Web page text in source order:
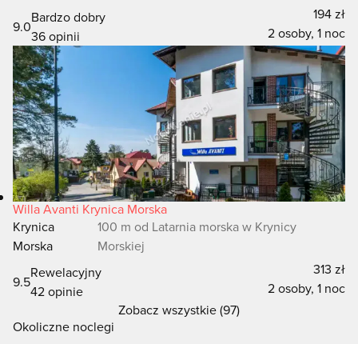
9.0
Bardzo dobry
36 opinii
194 zł
2 osoby, 1 noc
Willa Avanti Krynica Morska
Krynica
Morska
100 m od Latarnia morska w Krynicy
Morskiej
9.5
Rewelacyjny
42 opinie
313 zł
2 osoby, 1 noc
Zobacz wszystkie (97)
Okoliczne noclegi